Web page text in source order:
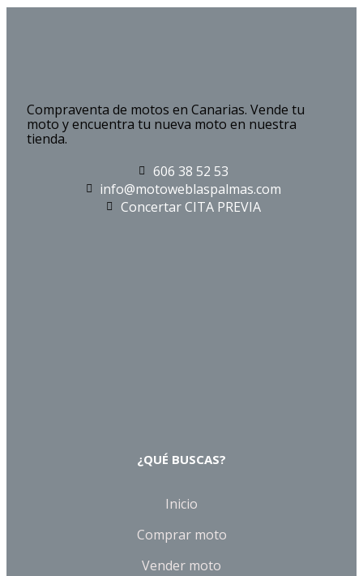
Compraventa de motos en Canarias. Vende tu
moto y encuentra tu nueva moto en nuestra
tienda.
606 38 52 53
info@motoweblaspalmas.com
Concertar CITA PREVIA
¿QUÉ BUSCAS?
Inicio
Comprar moto
Vender moto